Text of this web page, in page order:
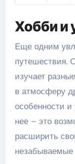
Хобби и
Еще одним
путешествия.
изучает
в атмосферу
особенности
нее – это
расширить
незабываемые